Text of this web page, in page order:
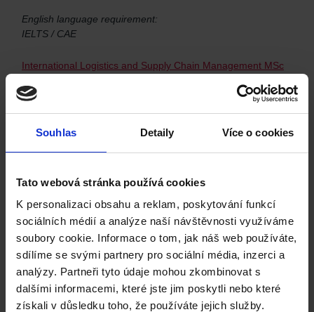
Souhlas Detaily Více o cookies
Tato webová stránka používá cookies
K personalizaci obsahu a reklam, poskytování funkcí
sociálních médií a analýze naší návštěvnosti využíváme
soubory cookie. Informace o tom, jak náš web používáte,
sdílíme se svými partnery pro sociální média, inzerci a
analýzy. Partneři tyto údaje mohou zkombinovat s
dalšími informacemi, které jste jim poskytli nebo které
získali v důsledku toho, že používáte jejich služby.
English language requirement:
IELTS / CAE
International Logistics and Supply Chain Management MSc
Sheffield Hallam University
English language requirement:
Logistics and Supply Chain Management MSc
Logistics and Supply Chain Management with Work Placement
MSc